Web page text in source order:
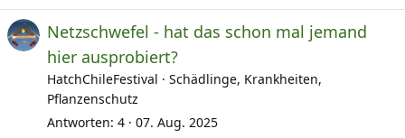
Netzschwefel - hat das schon mal jemand
hier ausprobiert?
HatchChileFestival
Schädlinge, Krankheiten,
Pflanzenschutz
Antworten 4 07. Aug. 2025